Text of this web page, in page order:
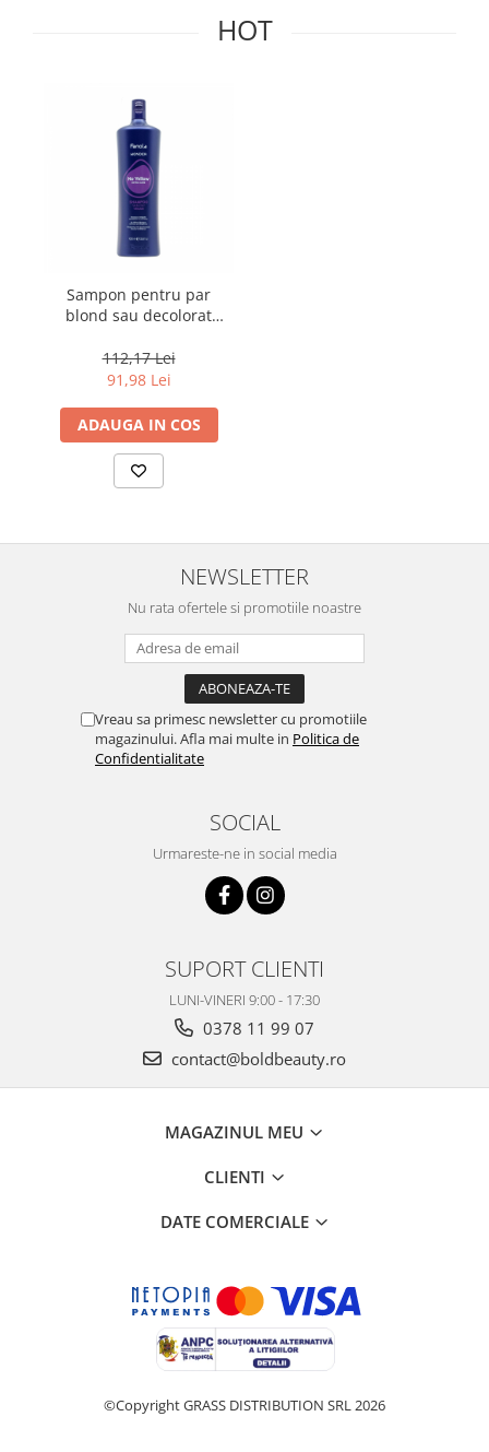
HOT
Sampon pentru par
blond sau decolorat
Yellow, 1000 ml
112,17 Lei
91,98 Lei
ADAUGA IN COS
NEWSLETTER
Nu rata ofertele si promotiile noastre
Vreau sa primesc newsletter cu promotiile
magazinului. Afla mai multe in Politica de
Confidentialitate
SOCIAL
Urmareste-ne in social media
SUPORT CLIENTI
LUNI-VINERI 9:00 - 17:30
0378 11 99 07
contact@boldbeauty.ro
MAGAZINUL MEU
CLIENTI
DATE COMERCIALE
©Copyright GRASS DISTRIBUTION SRL 2026